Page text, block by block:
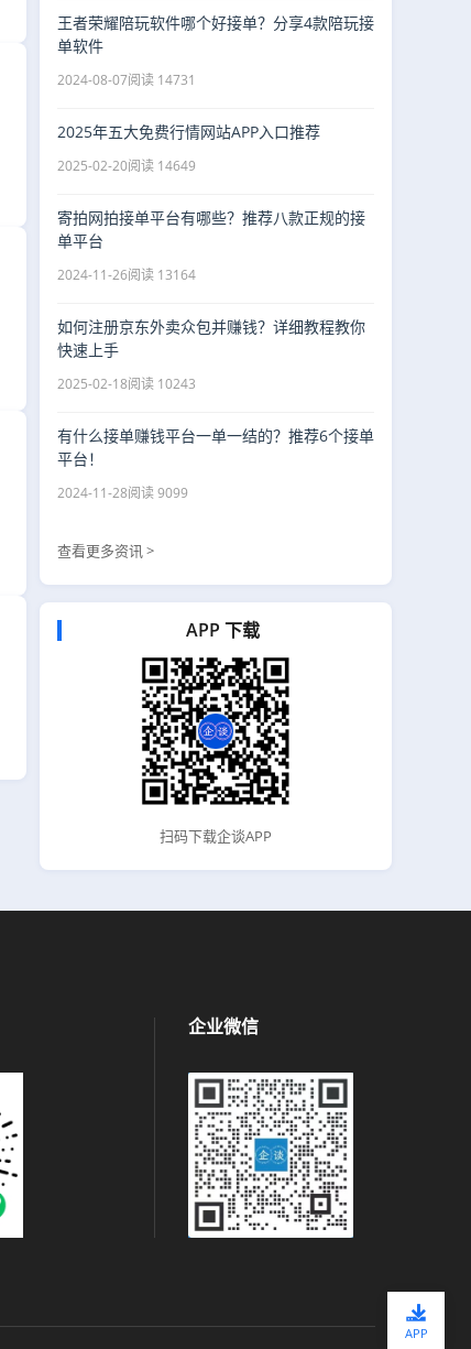
王者荣耀陪玩软件哪个好接单？分享4款陪玩接
单软件
2024-08-07阅读 14731
2025年五大免费行情网站APP入口推荐
2025-02-20阅读 14649
寄拍网拍接单平台有哪些？推荐八款正规的接
单平台
2024-11-26阅读 13164
如何注册京东外卖众包并赚钱？详细教程教你
快速上手
2025-02-18阅读 10243
有什么接单赚钱平台一单一结的？推荐6个接单
平台！
2024-11-28阅读 9099
查看更多资讯 >
APP 下载
扫码下载企谈APP
企业微信
APP